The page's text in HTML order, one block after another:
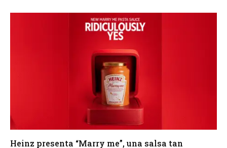
Heinz presenta “Marry me”, una salsa tan